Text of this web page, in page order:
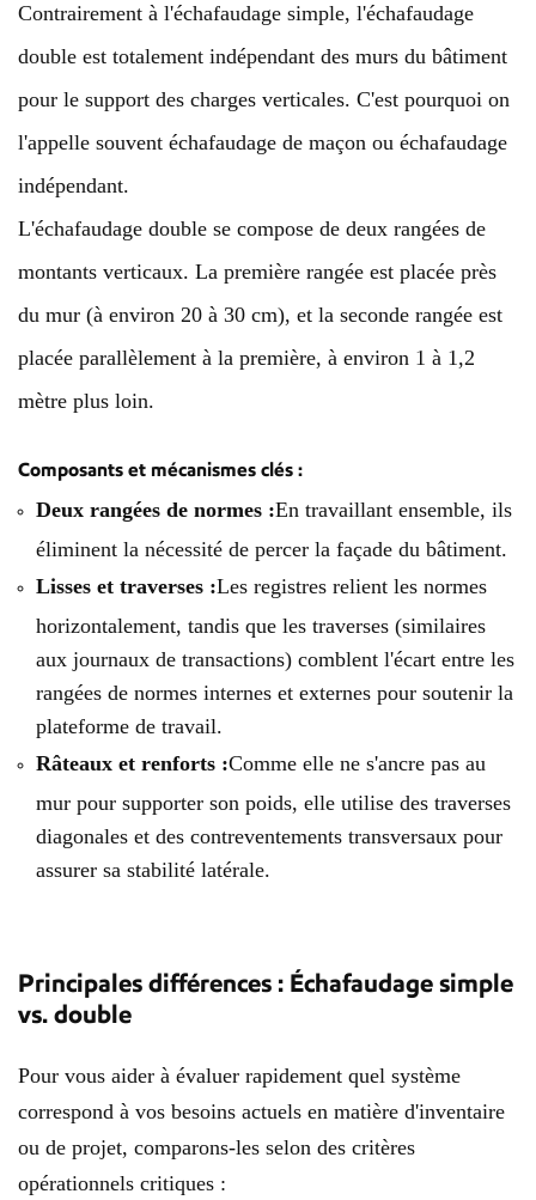
Contrairement à l'échafaudage simple, l'échafaudage
double est totalement indépendant des murs du bâtiment
pour le support des charges verticales. C'est pourquoi on
l'appelle souvent échafaudage de maçon ou échafaudage
indépendant.
L'échafaudage double se compose de deux rangées de
montants verticaux. La première rangée est placée près
du mur (à environ 20 à 30 cm), et la seconde rangée est
placée parallèlement à la première, à environ 1 à 1,2
mètre plus loin.
Composants et mécanismes clés :
Deux rangées de normes :En travaillant ensemble, ils
éliminent la nécessité de percer la façade du bâtiment.
Lisses et traverses :Les registres relient les normes
horizontalement, tandis que les traverses (similaires
aux journaux de transactions) comblent l'écart entre les
rangées de normes internes et externes pour soutenir la
plateforme de travail.
Râteaux et renforts :Comme elle ne s'ancre pas au
mur pour supporter son poids, elle utilise des traverses
diagonales et des contreventements transversaux pour
assurer sa stabilité latérale.
Principales différences : Échafaudage simple
vs. double
Pour vous aider à évaluer rapidement quel système
correspond à vos besoins actuels en matière d'inventaire
ou de projet, comparons-les selon des critères
opérationnels critiques :